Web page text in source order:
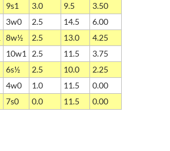
9s1 3.0 9.5
3.50
3w0 2.5 14.5
6.00
8w½ 2.5 13.0
4.25
10w1 2.5 11.5
3.75
6s½ 2.5 10.0
2.25
4w0 1.0 11.5
0.00
7s0 0.0 11.5 0.00